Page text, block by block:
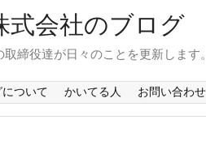
式会社のブログ
締役達が日々のことを更新します。
ついて かいてる人 お問い合わせ